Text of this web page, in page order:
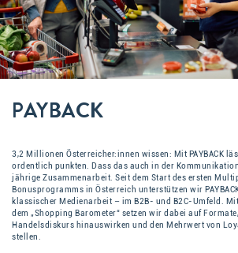
PAYBACK
3,2 Millionen Österreicher:innen wissen: Mit PAYBACK
ordentlich punkten. Dass das auch in der
jährige Zusammenarbeit. Seit dem Start des ersten
Bonusprogramms in Österreich unterstützen wir
klassischer Medienarbeit – im B2B- und B2C-Umfeld.
dem „Shopping Barometer“ setzen wir dabei auf
Handelsdiskurs hinauswirken und den Mehrwert von
stellen.